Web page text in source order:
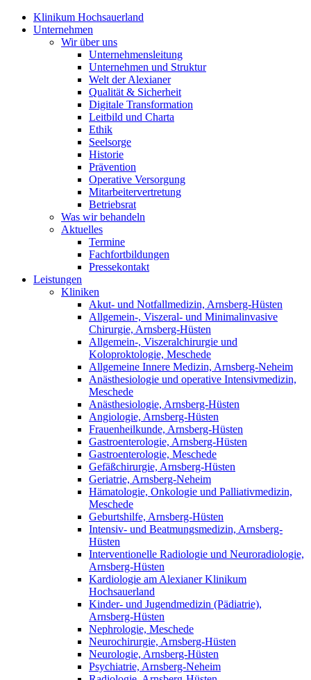
Klinikum Hochsauerland
Unternehmen
Wir über uns
Unternehmensleitung
Unternehmen und Struktur
Welt der Alexianer
Qualität & Sicherheit
Digitale Transformation
Leitbild und Charta
Ethik
Seelsorge
Historie
Prävention
Operative Versorgung
Mitarbeitervertretung
Betriebsrat
Was wir behandeln
Aktuelles
Termine
Fachfortbildungen
Pressekontakt
Leistungen
Kliniken
Akut- und Notfallmedizin, Arnsberg-Hüsten
Allgemein-, Viszeral- und Minimalinvasive
Chirurgie, Arnsberg-Hüsten
Allgemein-, Viszeralchirurgie und
Koloproktologie, Meschede
Allgemeine Innere Medizin, Arnsberg-Neheim
Anästhesiologie und operative Intensivmedizin,
Meschede
Anästhesiologie, Arnsberg-Hüsten
Angiologie, Arnsberg-Hüsten
Frauenheilkunde, Arnsberg-Hüsten
Gastroenterologie, Arnsberg-Hüsten
Gastroenterologie, Meschede
Gefäßchirurgie, Arnsberg-Hüsten
Geriatrie, Arnsberg-Neheim
Hämatologie, Onkologie und Palliativmedizin,
Meschede
Geburtshilfe, Arnsberg-Hüsten
Intensiv- und Beatmungsmedizin, Arnsberg-
Hüsten
Interventionelle Radiologie und Neuroradiologie,
Arnsberg-Hüsten
Kardiologie am Alexianer Klinikum
Hochsauerland
Kinder- und Jugendmedizin (Pädiatrie),
Arnsberg-Hüsten
Nephrologie, Meschede
Neurochirurgie, Arnsberg-Hüsten
Neurologie, Arnsberg-Hüsten
Psychiatrie, Arnsberg-Neheim